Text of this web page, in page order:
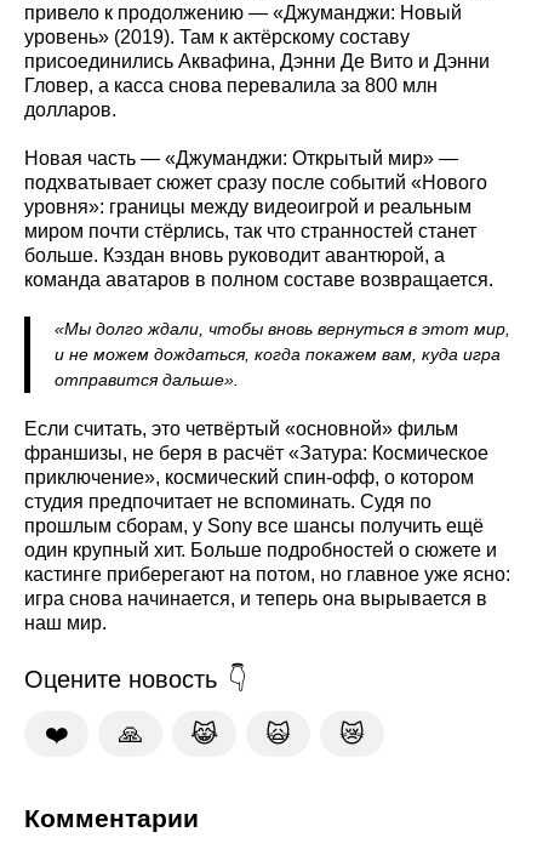
привело к продолжению — «Джуманджи: Новый
уровень» (2019). Там к актёрскому составу
присоединились Аквафина, Дэнни Де Вито и Дэнни
Гловер, а касса снова перевалила за 800 млн
долларов.
Новая часть — «Джуманджи: Открытый мир» —
подхватывает сюжет сразу после событий «Нового
уровня»: границы между видеоигрой и реальным
миром почти стёрлись, так что странностей станет
больше. Кэздан вновь руководит авантюрой, а
команда аватаров в полном составе возвращается.
«Мы долго ждали, чтобы вновь вернуться в этот мир,
и не можем дождаться, когда покажем вам, куда игра
отправится дальше».
Если считать, это четвёртый «основной» фильм
франшизы, не беря в расчёт «Затура: Космическое
приключение», космический спин-офф, о котором
студия предпочитает не вспоминать. Судя по
прошлым сборам, у Sony все шансы получить ещё
один крупный хит. Больше подробностей о сюжете и
кастинге приберегают на потом, но главное уже ясно:
игра снова начинается, и теперь она вырывается в
наш мир.
Оцените новость
❤️ 🙏 😹 🙀 😿
Комментарии